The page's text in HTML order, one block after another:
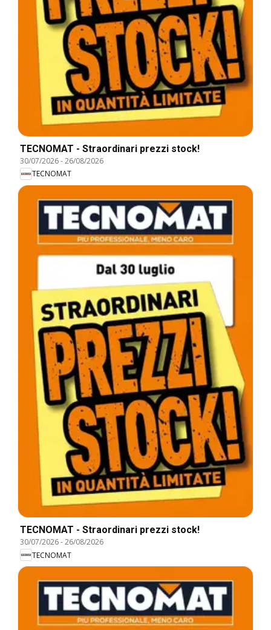
TECNOMAT - Straordinari prezzi stock!
30/07/2026-26/08/2026
TECNOMAT
TECNOMAT - Straordinari prezzi stock!
30/07/2026-26/08/2026
TECNOMAT